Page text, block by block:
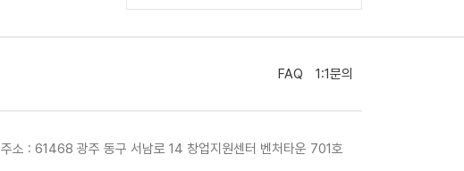
FAQ 1:1문의
주소 : 61468 광주 동구 서남로 14 창업지원센터 벤처타운 701호